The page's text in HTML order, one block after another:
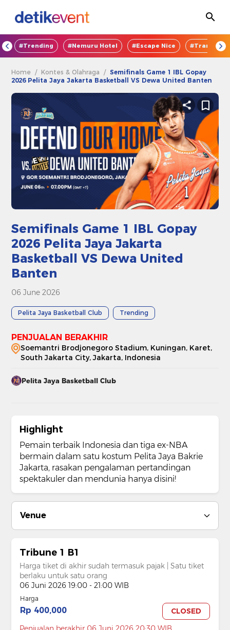
#Trending #Nemuru Hotel #Escape Nice
Home /Kontes & Olahraga /Semifinals Game 1 IBL Gopay
2026 Pelita Jaya Jakarta Basketball VS Dewa United Banten
Semifinals Game 1 IBL Gopay
2026 Pelita Jaya Jakarta
Basketball VS Dewa United
Banten
06 June 2026
Pelita Jaya Basketball Club Trending
PENJUALAN BERAKHIR
Soemantri Brodjonegoro Stadium, Kuningan, Karet,
South Jakarta City, Jakarta, Indonesia
Pelita Jaya Basketball Club
Highlight
Pemain terbaik Indonesia dan tiga ex-NBA
bermain dalam satu kostum Pelita Jaya Bakrie
Jakarta, rasakan pengalaman pertandingan
spektakuler dan mendunia hanya disini!
Venue
Tribune 1 B1
Harga tiket di akhir sudah termasuk pajak | Satu tiket
berlaku untuk satu orang
06 Juni 2026 19:00 - 21:00 WIB
Harga
Rp 400,000
CLOSED